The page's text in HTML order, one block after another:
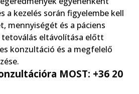
a kezelés során figyelembe kell
mennyiségét és a páciens
tetoválás eltávolítása előtt
konzultáció és a megfelelő
MOST: +36 20